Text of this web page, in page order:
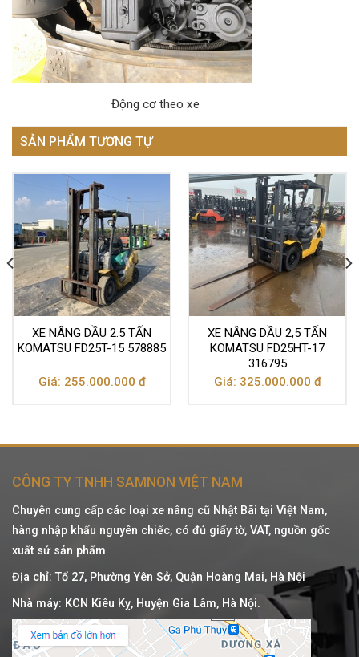
Động cơ theo xe
SẢN PHẨM TƯƠNG TỰ
XE NÂNG DẦU 2.5 TẤN
KOMATSU FD25T-15 578885
Giá: 255.000.000 đ
XE NÂNG DẦU 2,5 TẤN
KOMATSU FD25HT-17
316795
Giá: 325.000.000 đ
CÔNG TY TNHH SAMNON VIỆT NAM
Chuyên cung cấp các loại xe nâng cũ Nhật Bãi tại Việt Nam,
hàng nhập khẩu nguyên chiếc, có đủ giấy tờ, VAT, nguồn gốc
xuất sứ sản phẩm
Địa chỉ: Tổ 27, Phường Yên Sở, Quận Hoàng Mai, Hà Nội
Nhà máy: KCN Kiêu Kỵ, Huyện Gia Lâm, Hà Nội.